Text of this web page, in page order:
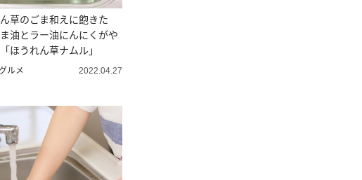
草のごま和えに飽きた
油とラー油にんにくがや
ほうれん草ナムル」
ルメ 2022.04.27